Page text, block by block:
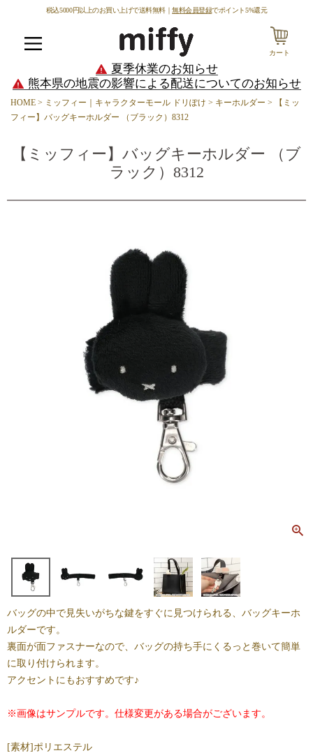
税込5000円以上のお買い上げで送料無料｜無料会員登録でポイント5%還元
カート
夏季休業のお知らせ
熊本県の地震の影響による配送についてのお知らせ
HOME ミッフィー｜キャラクターモール ドリぽけ キーホルダー
【ミッ
フィー】バッグキーホルダー （ブラック）8312
【ミッフィー】バッグキーホルダー （ブ
ラック）8312
バッグの中で見失いがちな鍵をすぐに見つけられる、バッグキーホ
ルダーです。
裏面が面ファスナーなので、バッグの持ち手にくるっと巻いて簡単
に取り付けられます。
アクセントにもおすすめです♪
※画像はサンプルです。仕様変更がある場合がございます。
[素材]ポリエステル